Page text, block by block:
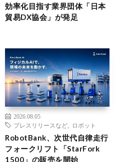
効率化目指す業界団体「日本
貿易DX協会」が発足
2026.08.05
プレスリリースなど
ロボット
RobotBank、次世代自律走行
フォークリフト「StarFork
1500」の販売を開始